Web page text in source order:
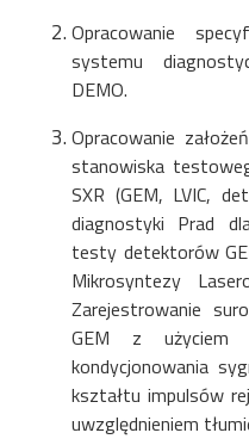
Opracowanie
systemu
DEMO.
Opracowanie
stanowiska
SXR (GEM, LVIC,
diagnostyki Prad
testy detektorów
Mikrosyntezy
Zarejestrowanie
GEM z użyciem
kondycjonowania
kształtu impulsów
uwzględnieniem